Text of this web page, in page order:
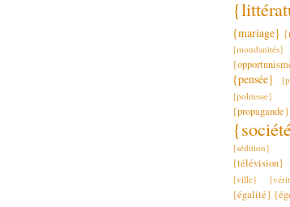
{mariage}
{mondanités}
{pensée}
{politesse}
{propagande}
{sédition}
{télévision}
{ville}
{égalité}